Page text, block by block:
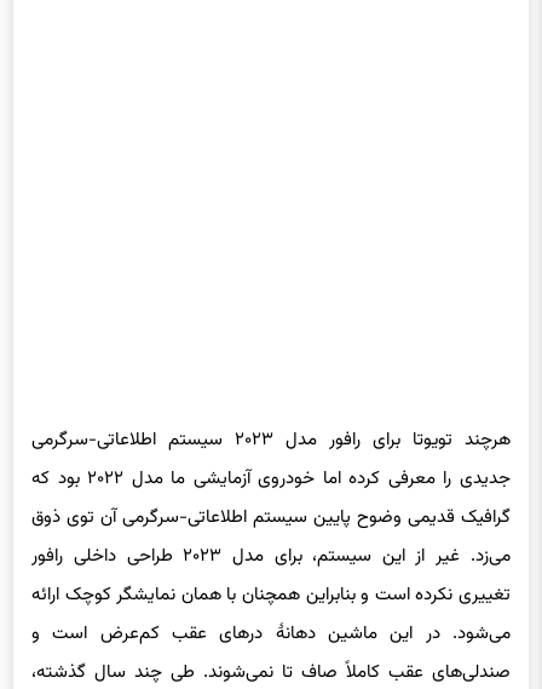
هرچند تویوتا برای رافور مدل ۲۰۲۳ سیستم اطلاعاتی-سرگرمی
جدیدی را معرفی کرده اما خودروی آزمایشی ما مدل ۲۰۲۲ بود که
گرافیک قدیمی وضوح پایین سیستم اطلاعاتی-سرگرمی آن توی ذوق
می‌زد. غیر از این سیستم، برای مدل ۲۰۲۳ طراحی داخلی رافور
تغییری نکرده است و بنابراین همچنان با همان نمایشگر کوچک ارائه
می‌شود. در این ماشین دهانهٔ درهای عقب کم‌عرض است و
صندلی‌های عقب کاملاً صاف تا نمی‌شوند. طی چند سال گذشته،